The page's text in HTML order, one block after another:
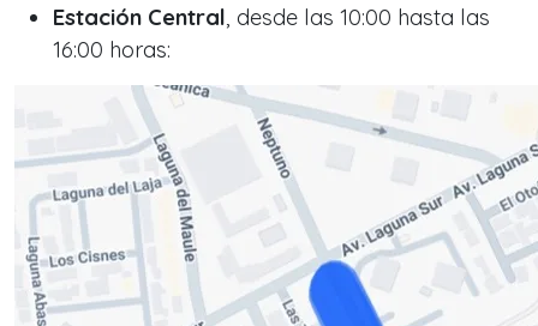
Estación Central, desde las 10:00 hasta las
16:00 horas: